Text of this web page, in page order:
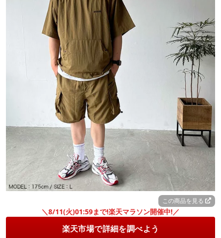
この商品を見る
＼8/11(火)01:59まで!楽天マラソン開催中!／
楽天市場で詳細を調べよう